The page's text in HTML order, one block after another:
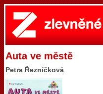
Auta ve městě
Petra Řezníčková